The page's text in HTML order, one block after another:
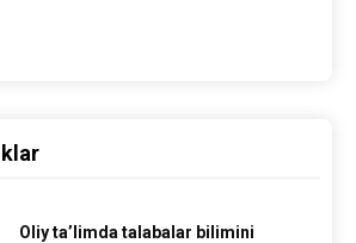
Oliy ta’limda talabalar bilimini